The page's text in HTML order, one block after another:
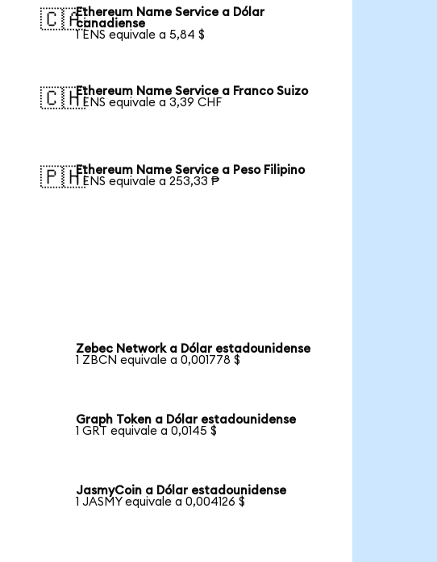
🇨🇦Ethereum Name Service a Dólar
canadiense
1 ENS equivale a 5,84 $
🇨🇭Ethereum Name Service a Franco Suizo
1 ENS equivale a 3,39 CHF
🇵🇭Ethereum Name Service a Peso Filipino
1 ENS equivale a 253,33 ₱
Zebec Network a Dólar estadounidense
1 ZBCN equivale a 0,001778 $
Graph Token a Dólar estadounidense
1 GRT equivale a 0,0145 $
JasmyCoin a Dólar estadounidense
1 JASMY equivale a 0,004126 $